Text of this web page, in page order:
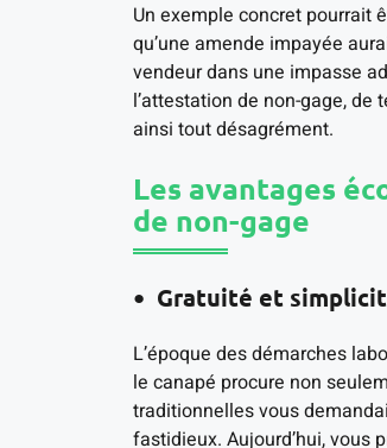
Un exemple concret pourrait
qu’une amende impayée
vendeur dans une impasse
l’attestation de non-gage,
ainsi tout désagrément.
Les avantages
de non-gage
Gratuité et
L’époque des démarches
le canapé procure non
traditionnelles vous
fastidieux. Aujourd’hui,